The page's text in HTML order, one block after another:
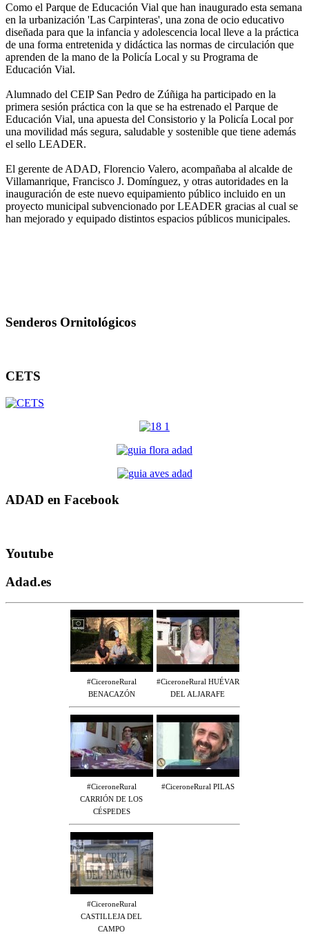
Como el Parque de Educación Vial que han inaugurado esta semana
en la urbanización 'Las Carpinteras', una zona de ocio educativo
diseñada para que la infancia y adolescencia local lleve a la práctica
de una forma entretenida y didáctica las normas de circulación que
aprenden de la mano de la Policía Local y su Programa de
Educación Vial.
Alumnado del CEIP San Pedro de Zúñiga ha participado en la
primera sesión práctica con la que se ha estrenado el Parque de
Educación Vial, una apuesta del Consistorio y la Policía Local por
una movilidad más segura, saludable y sostenible que tiene además
el sello LEADER.
El gerente de ADAD, Florencio Valero, acompañaba al alcalde de
Villamanrique, Francisco J. Domínguez, y otras autoridades en la
inauguración de este nuevo equipamiento público incluido en un
proyecto municipal subvencionado por LEADER gracias al cual se
han mejorado y equipado distintos espacios públicos municipales.
Senderos Ornitológicos
CETS
ADAD en Facebook
Youtube
Adad.es
#CiceroneRural
BENACAZÓN
#CiceroneRural HUÉVAR
DEL ALJARAFE
#CiceroneRural
CARRIÓN DE LOS
CÉSPEDES
#CiceroneRural PILAS
#CiceroneRural
CASTILLEJA DEL
CAMPO